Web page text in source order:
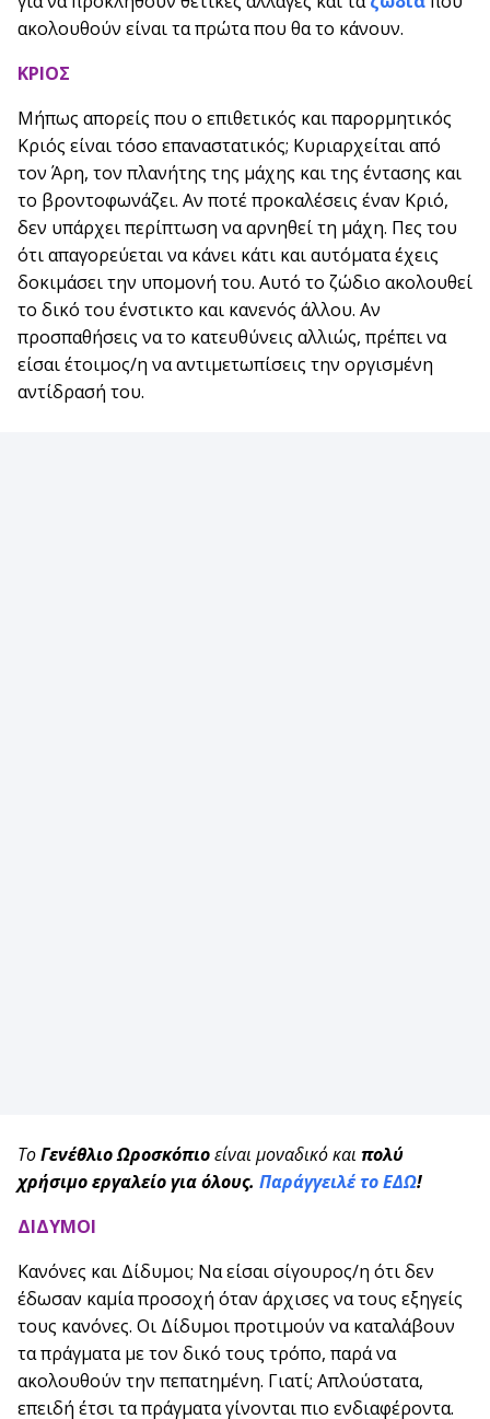
ακολουθούν είναι τα πρώτα που θα το κάνουν.
ΚΡΙΟΣ
Μήπως απορείς που ο επιθετικός και παρορμητικός
Κριός είναι τόσο επαναστατικός; Κυριαρχείται από
τον Άρη, τον πλανήτης της μάχης και της έντασης και
το βροντοφωνάζει. Αν ποτέ προκαλέσεις έναν Κριό,
δεν υπάρχει περίπτωση να αρνηθεί τη μάχη. Πες του
ότι απαγορεύεται να κάνει κάτι και αυτόματα έχεις
δοκιμάσει την υπομονή του. Αυτό το ζώδιο ακολουθεί
το δικό του ένστικτο και κανενός άλλου. Αν
προσπαθήσεις να το κατευθύνεις αλλιώς, πρέπει να
είσαι έτοιμος/η να αντιμετωπίσεις την οργισμένη
αντίδρασή του.
ΤοΓενέθλιο Ωροσκόπιοείναι μοναδικό και πολύ
χρήσιμο εργαλείο για όλους. Παράγγειλέ το ΕΔΩ!
ΔΙΔΥΜΟΙ
Κανόνες και Δίδυμοι; Να είσαι σίγουρος/η ότι δεν
έδωσαν καμία προσοχή όταν άρχισες να τους εξηγείς
τους κανόνες. Οι Δίδυμοι προτιμούν να καταλάβουν
τα πράγματα με τον δικό τους τρόπο, παρά να
ακολουθούν την πεπατημένη. Γιατί; Απλούστατα,
επειδή έτσι τα πράγματα γίνονται πιο ενδιαφέροντα.